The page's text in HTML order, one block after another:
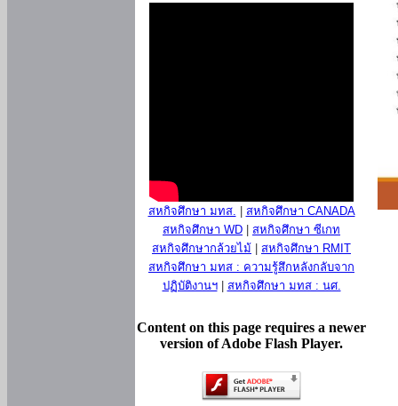
สหกิจศึกษา มทส.
สหกิจศึกษา CANADA
สหกิจศึกษา WD
สหกิจศึกษา ซีเกท
สหกิจศึกษากล้วยไม้
สหกิจศึกษา RMIT
สหกิจศึกษา มทส : ความรู้สึกหลังกลับจาก
ปฏิบัติงานฯ| สหกิจศึกษา มทส : นศ.
Content on this page requires a newer
version of Adobe Flash Player.